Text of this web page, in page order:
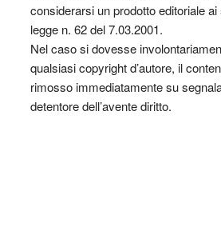
considerarsi un prodotto editoriale
legge n. 62 del 7.03.2001.
Nel caso si dovesse
qualsiasi copyright d’autore, il
rimosso immediatamente su
detentore dell’avente diritto.